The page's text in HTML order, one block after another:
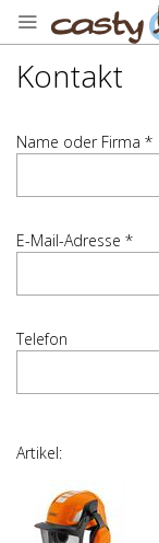
Kontakt
Name oder Firma *
E-Mail-Adresse *
Telefon
Artikel: